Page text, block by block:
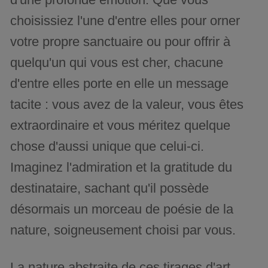
choisissiez l'une d'entre elles pour orner
votre propre sanctuaire ou pour offrir à
quelqu'un qui vous est cher, chacune
d'entre elles porte en elle un message
tacite : vous avez de la valeur, vous êtes
extraordinaire et vous méritez quelque
chose d'aussi unique que celui-ci.
Imaginez l'admiration et la gratitude du
destinataire, sachant qu'il possède
désormais un morceau de poésie de la
nature, soigneusement choisi par vous.